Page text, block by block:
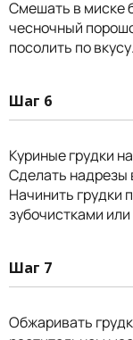
Смешать в миске
чесночный
посолить по вкусу.
Шаг 6
Куриные грудки
Сделать надрезы
Начинить грудки
зубочистками
Шаг 7
Обжаривать